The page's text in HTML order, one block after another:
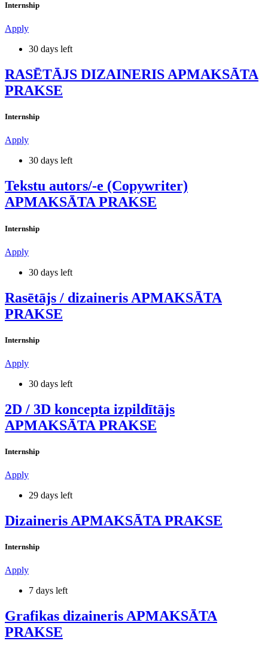
Internship
Apply
30 days left
RASĒTĀJS DIZAINERIS APMAKSĀTA
PRAKSE
Internship
Apply
30 days left
Tekstu autors/-e (Copywriter)
APMAKSĀTA PRAKSE
Internship
Apply
30 days left
Rasētājs / dizaineris APMAKSĀTA
PRAKSE
Internship
Apply
30 days left
2D / 3D koncepta izpildītājs
APMAKSĀTA PRAKSE
Internship
Apply
29 days left
Dizaineris APMAKSĀTA PRAKSE
Internship
Apply
7 days left
Grafikas dizaineris APMAKSĀTA
PRAKSE